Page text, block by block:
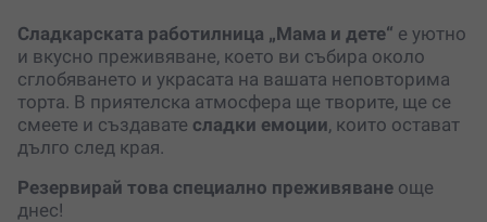
Сладкарската работилница „Мама и дете“ е уютно
и вкусно преживяване, което ви събира около
сглобяването и украсата на вашата неповторима
торта. В приятелска атмосфера ще творите, ще се
смеете и създавате сладки емоции, които остават
дълго след края.
Резервирай това специално преживяване още
днес!